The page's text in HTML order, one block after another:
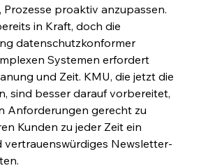
proaktiv anzupassen.
in Kraft, doch die
datenschutzkonformer
Systemen erfordert
und Zeit. KMU, die jetzt die
sind besser darauf vorbereitet,
Anforderungen gerecht zu
Kunden zu jeder Zeit ein
vertrauenswürdiges Newsletter-